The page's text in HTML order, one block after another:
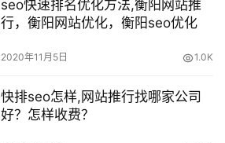
seo快速排名优化方法,衡阳网站推
行，衡阳网站优化，衡阳seo优化
2020年11月5日 1.0K
快排seo怎样,网站推行找哪家公司
好？怎样收费？